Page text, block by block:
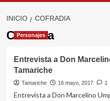
INICIO COFRADIA
Cofradia
Personajes
Entrevista a Don
Tamariche
Tamariche 16 mayo, 2017 1
Entrevista a Don Marcelino